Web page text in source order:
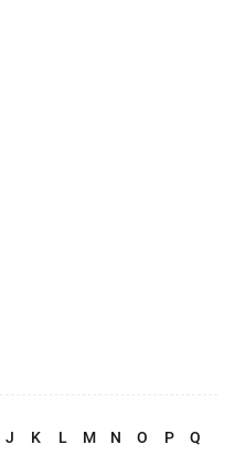
J K L M N O P Q